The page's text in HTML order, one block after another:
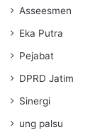
Asseesmen
Eka Putra
Pejabat
DPRD Jatim
Sinergi
ung palsu